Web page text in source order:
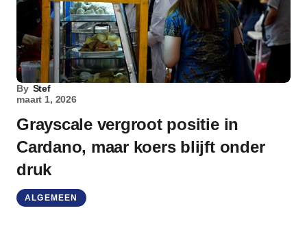
By Stef
maart 1, 2026
Grayscale vergroot positie in
Cardano, maar koers blijft onder
druk
ALGEMEEN